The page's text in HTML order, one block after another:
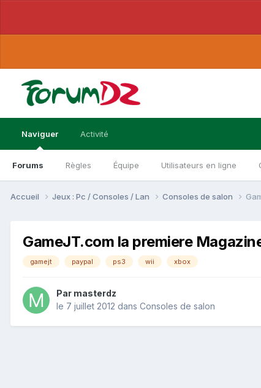
Naviguer
Forums Règles Équipe Utilisateurs en ligne
Activité
Accueil Jeux : Pc / Consoles / Lan Consoles de salon
GameJT.com la premiere
gamejt paypal ps3 wii xbox
Par masterdz
le 7 juillet 2012 dans Consoles de salon